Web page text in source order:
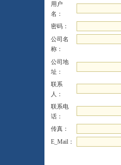
用户
名：
密码：
公司名
称：
公司地
址：
联系
人：
联系电
话：
传真：
E_Mail：